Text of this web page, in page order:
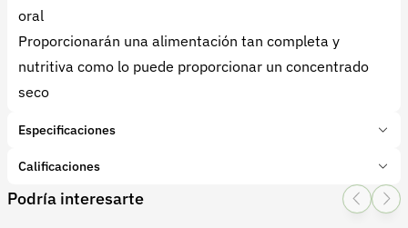
oral
Proporcionarán una alimentación tan completa y
nutritiva como lo puede proporcionar un concentrado
seco
Especificaciones
Marca:
PEDIGREE
Tipo de producto:Insumo
Calificaciones
1 Star
2 Star
3 Star4 Star
Podría interesarte